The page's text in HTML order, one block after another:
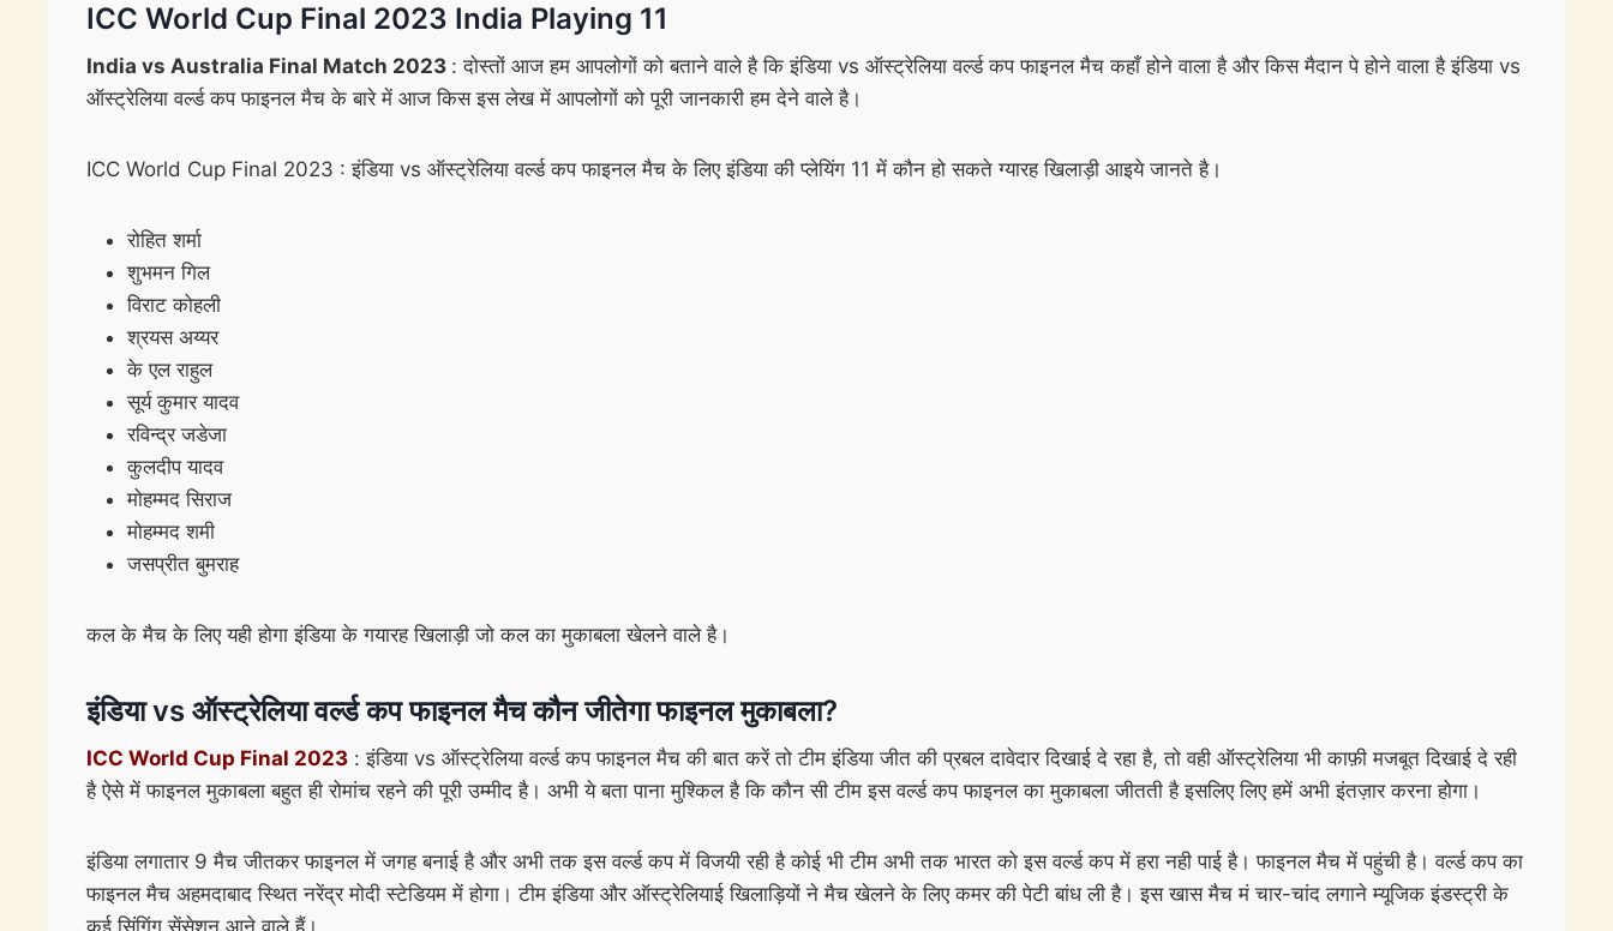
ICC World Cup Final 2023 India Playing 11
India vs Australia Final Match 2023 : दोस्तों आज हम आपलोगों को बताने वाले है कि इंडिया vs ऑस्ट्रेलिया वर्ल्ड कप फाइनल मैच कहाँ होने वाला है और किस मैदान पे होने वाला है इंडिया vs
ऑस्ट्रेलिया वर्ल्ड कप फाइनल मैच के बारे में आज किस इस लेख में आपलोगों को पूरी जानकारी हम देने वाले है।
ICC World Cup Final 2023 : इंडिया vs ऑस्ट्रेलिया वर्ल्ड कप फाइनल मैच के लिए इंडिया की प्लेयिंग 11 में कौन हो सकते ग्यारह खिलाड़ी आइये जानते है।
रोहित शर्मा
शुभमन गिल
विराट कोहली
श्रयस अय्यर
के एल राहुल
सूर्य कुमार यादव
रविन्द्र जडेजा
कुलदीप यादव
मोहम्मद सिराज
मोहम्मद शमी
जसप्रीत बुमराह
कल के मैच के लिए यही होगा इंडिया के गयारह खिलाड़ी जो कल का मुकाबला खेलने वाले है।
इंडिया vs ऑस्ट्रेलिया वर्ल्ड कप फाइनल मैच कौन जीतेगा फाइनल मुकाबला?
ICC World Cup Final 2023: इंडिया vs ऑस्ट्रेलिया वर्ल्ड कप फाइनल मैच की बात करें तो टीम इंडिया जीत की प्रबल दावेदार दिखाई दे रहा है, तो वही ऑस्ट्रेलिया भी काफ़ी मजबूत दिखाई दे रही
है ऐसे में फाइनल मुकाबला बहुत ही रोमांच रहने की पूरी उम्मीद है। अभी ये बता पाना मुश्किल है कि कौन सी टीम इस वर्ल्ड कप फाइनल का मुकाबला जीतती है इसलिए लिए हमें अभी इंतज़ार करना होगा।
इंडिया लगातार 9 मैच जीतकर फाइनल में जगह बनाई है और अभी तक इस वर्ल्ड कप में विजयी रही है कोई भी टीम अभी तक भारत को इस वर्ल्ड कप में हरा नही पाई है। फाइनल मैच में पहुंची है। वर्ल्ड कप का
फाइनल मैच अहमदाबाद स्थित नरेंद्र मोदी स्टेडियम में होगा। टीम इंडिया और ऑस्ट्रेलियाई खिलाड़ियों ने मैच खेलने के लिए कमर की पेटी बांध ली है। इस खास मैच मं चार-चांद लगाने म्यूजिक इंडस्ट्री के